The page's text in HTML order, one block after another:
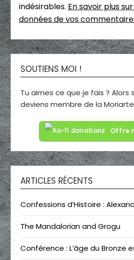
indésirables. En savoir plus
données de vos
SOUTIENS MOI !
Tu aimes ce que je fais ? Alors
deviens membre de la
Offre
ARTICLES RÉCENTS
Confessions d’Histoire :
The Mandalorian and Grogu
Conférence : L’âge du Bronze